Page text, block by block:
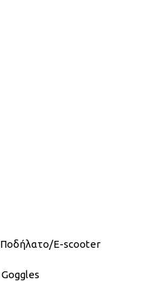
Ποδήλατο/E-scooter
Goggles